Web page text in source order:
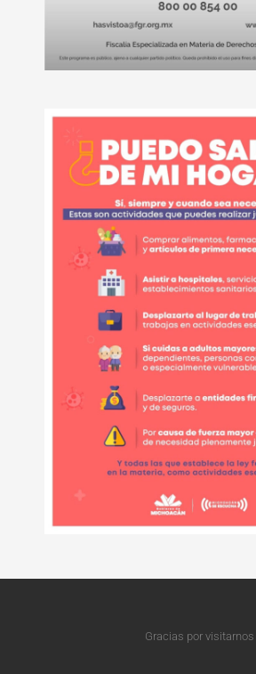
Gracias por visitarnos